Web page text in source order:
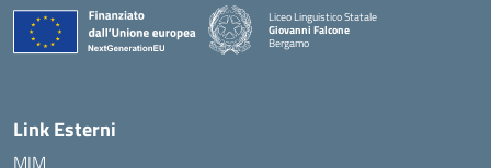
Liceo Linguistico Statale
Giovanni Falcone
Bergamo
— Visita la pagina iniziale della scuola
Link Esterni
MIM